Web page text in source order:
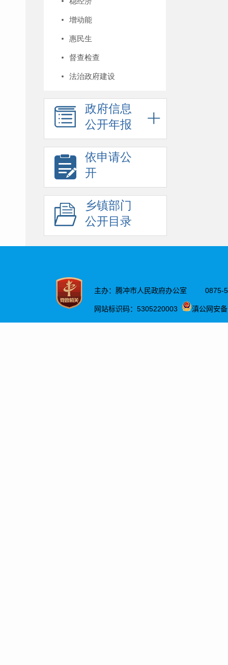
增动能
惠民生
督查检查
法治政府建设
政府信息
公开年报
依申请公
开
乡镇部门
公开目录